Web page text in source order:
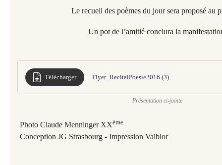
Le recueil des poèmes du jour sera proposé au
Un pot de l’amitié conclura la
Télécharger Flyer_RecitalPoesie2016 (3)
Présentation ci-jointe
Photo Claude Menninger XXème
Conception JG Strasbourg - Impression Valblor